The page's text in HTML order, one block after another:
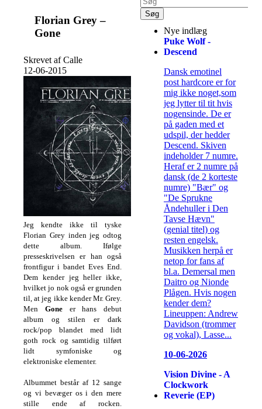
Florian Grey –
Gone
Skrevet af Calle
12-06-2015
Jeg kendte ikke til tyske
Florian Grey inden jeg odtog
dette album. Ifølge
presseskrivelsen er han også
frontfigur i bandet Eves End.
Dem kender jeg heller ikke,
hvilket jo nok også er grunden
til, at jeg ikke kender Mr. Grey.
Men Goneer hans debut
album og stilen er dark
rock/pop blandet med lidt
goth rock og samtidig tilført
lidt symfoniske og
elektroniske elementer.
Albummet består af 12 sange
og vi bevæger os i den mere
stille ende af rocken.
Nye indlæg
Puke Wolf -
Descend
Dansk emotinel
post hardcore er for
mig ikke noget,som
jeg lytter til tit hvis
nogensinde. De er
på gaden med et
udspil, der hedder
Descend. Skiven
indeholder 7 numre.
Heraf er 2 numre på
dansk (de 2 korteste
numre) "Bær" og
"De Sprukne
Åndehuller i Den
Tavse Hævn"
(genial titel) og
resten engelsk.
Musikken herpå er
netop for fans af
bl.a. Demersal men
Daitro og Nionde
Plågen. Hvis nogen
kender dem?
Lineuppen: Andrew
Davidson (trommer
og vokal), Lasse...
10-06-2026
Vision Divine - A
Clockwork
Reverie (EP)